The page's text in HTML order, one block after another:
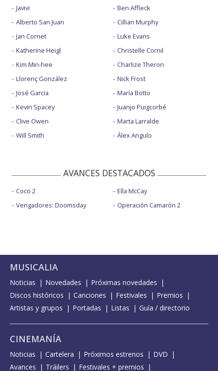
Javivi
Alberto San Juan
Jan Cornet
Katherine Heigl
Kim Min-hee
Llorenç González
José Garcia
Kevin Spacey
Clive Owen
Will Smith
Ben Affleck
Cillian Murphy
Luke Evans
Christelle Cornil
Charlize Theron
Nick Frost
María Botto
Juanjo Puigcorbé
Marta Larralde
Álex Angulo
AVANCES DESTACADOS
Coco 2
Vengadores: Doomsday
Ella McCay
Operación Camarón 2
MUSICALIA
Noticias Novedades
Próximas novedades
Discos históricos
Canciones Festivales
Premios
Artistas y grupos
Portadas Listas Guía / directorio
CINEMANÍA
Noticias Cartelera Próximos estrenos
DVD
Avances
Tráilers Festivales + premios